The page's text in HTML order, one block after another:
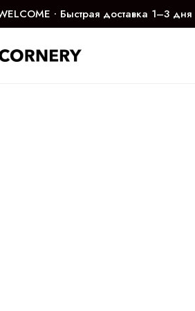
∙ Быстрая доставка 1–3 дня